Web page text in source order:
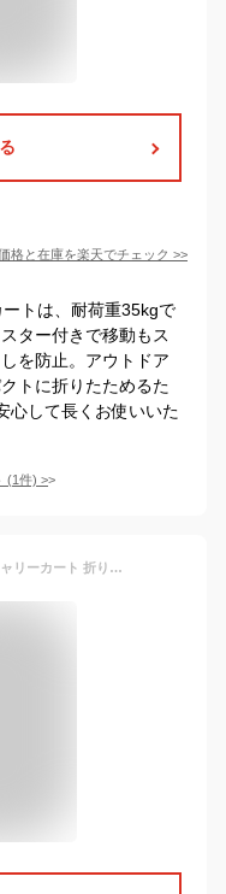
格と在庫を楽天でチェック >>
トは、耐荷重35kgで
ター付きで移動もス
を防止。アウトドア
トに折りたためるた
心して長くお使いいた
(1件) >
アイリスオーヤマ(IRIS OHYAMA) キャリーカート 折りたたみ 幅41×奥行34×高さ84cm ZD-01 耐荷重30kg